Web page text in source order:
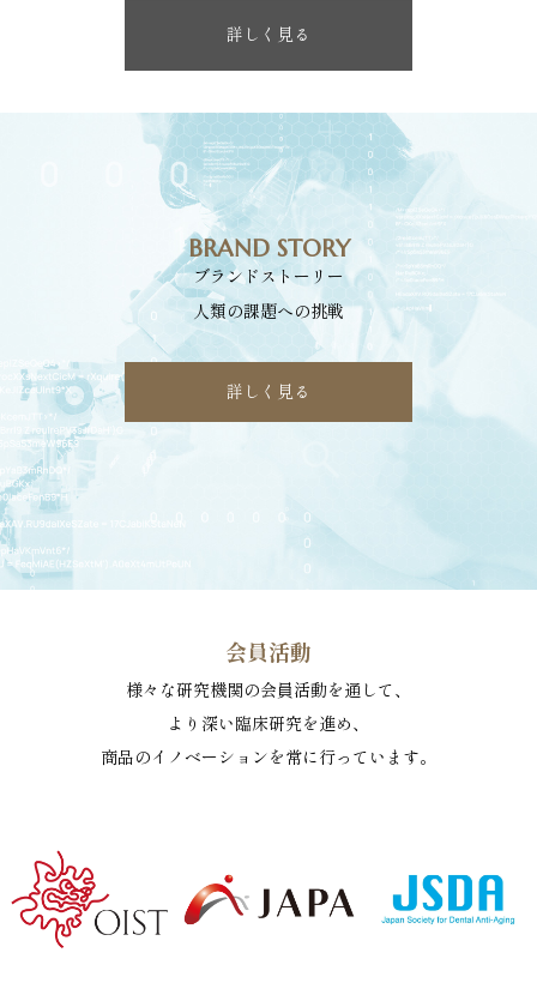
詳しく見る
BRAND STORY
ブランドストーリー
人類の課題への挑戦
詳しく見る
会員活動
様々な研究機関の会員活動を通して、
より深い臨床研究を進め、
商品のイノベーションを常に行っています。